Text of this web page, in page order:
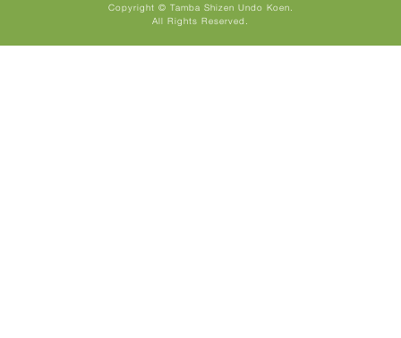
Copyright © Tamba Shizen Undo Koen.
All Rights Reserved.